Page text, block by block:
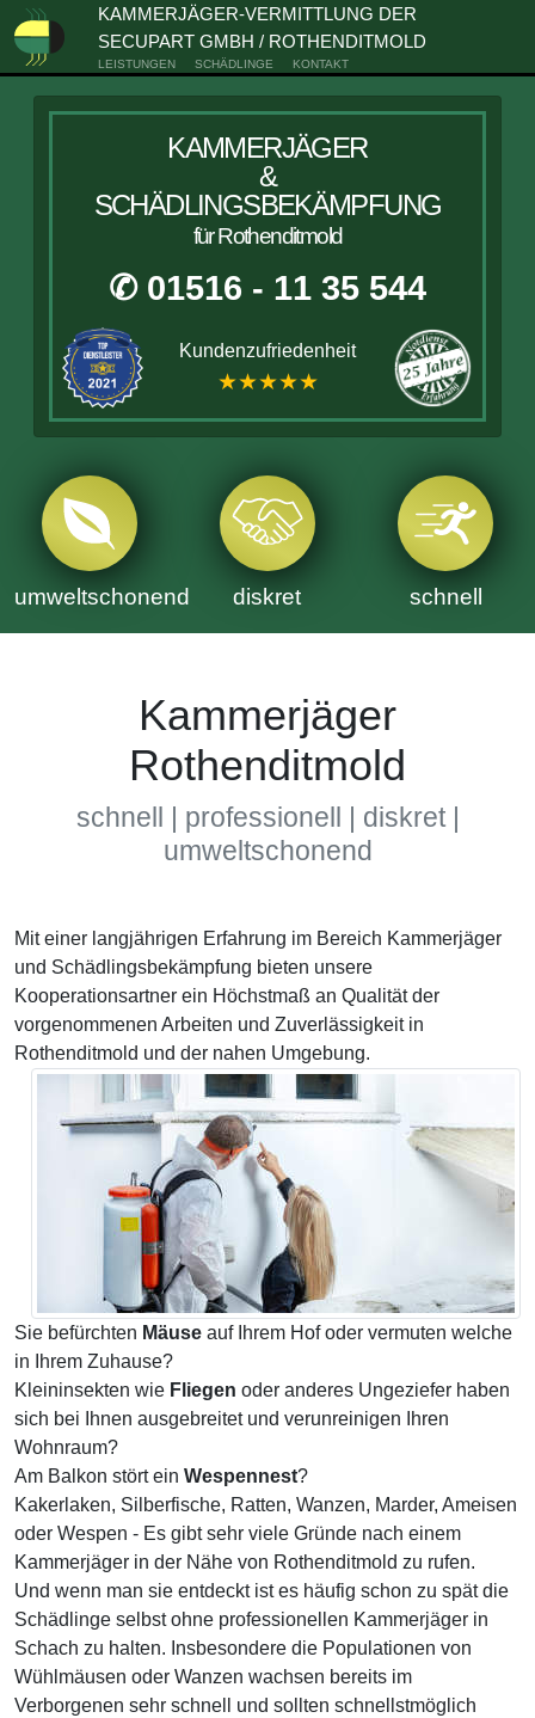
KAMMERJÄGER-VERMITTLUNG DER
SECUPART GMBH / ROTHENDITMOLD
LEISTUNGEN SCHÄDLINGE KONTAKT
KAMMERJÄGER
&
SCHÄDLINGSBEKÄMPFUNG
für Rothenditmold
✆ 01516 - 11 35 544
Kundenzufriedenheit
★★★★★
umweltschonend diskret schnell
Kammerjäger
Rothenditmold
schnell | professionell | diskret |
umweltschonend
Mit einer langjährigen Erfahrung im Bereich Kammerjäger
und Schädlingsbekämpfung bieten unsere
Kooperationsartner ein Höchstmaß an Qualität der
vorgenommenen Arbeiten und Zuverlässigkeit in
Rothenditmold und der nahen Umgebung.
Sie befürchten Mäuse auf Ihrem Hof oder vermuten welche
in Ihrem Zuhause?
Kleininsekten wie Fliegen oder anderes Ungeziefer haben
sich bei Ihnen ausgebreitet und verunreinigen Ihren
Wohnraum?
Am Balkon stört ein Wespennest?
Kakerlaken, Silberfische, Ratten, Wanzen, Marder, Ameisen
oder Wespen - Es gibt sehr viele Gründe nach einem
Kammerjäger in der Nähe von Rothenditmold zu rufen.
Und wenn man sie entdeckt ist es häufig schon zu spät die
Schädlinge selbst ohne professionellen Kammerjäger in
Schach zu halten. Insbesondere die Populationen von
Wühlmäusen oder Wanzen wachsen bereits im
Verborgenen sehr schnell und sollten schnellstmöglich